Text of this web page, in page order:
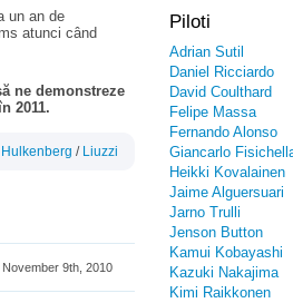
un an de
atunci când
ne demonstreze
2011.
Hulkenberg / Liuzzi
November 9th, 2010
Piloti
Adrian Sutil
Daniel Ricciardo
David Coulthard
Felipe Massa
Fernando Alonso
Giancarlo
Heikki Kovalainen
Jaime Alguersuari
Jarno Trulli
Jenson Button
Kamui Kobayashi
Kazuki Nakajima
Kimi Raikkonen